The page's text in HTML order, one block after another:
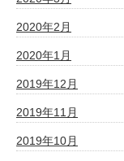
2020年2月
2020年1月
2019年12月
2019年11月
2019年10月